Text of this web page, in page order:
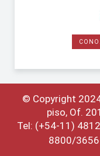
© Copyright 2024
piso, Of.
Tel: (+54-11)
8800/3656